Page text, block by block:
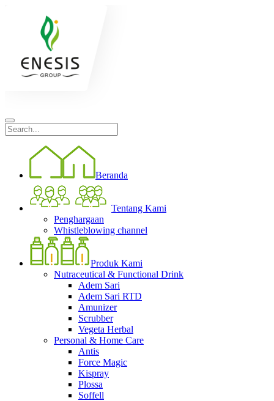
Beranda
Tentang Kami
Penghargaan
Whistleblowing channel
Produk Kami
Nutraceutical & Functional Drink
Adem Sari
Adem Sari RTD
Amunizer
Scrubber
Vegeta Herbal
Personal & Home Care
Antis
Force Magic
Kispray
Plossa
Soffell